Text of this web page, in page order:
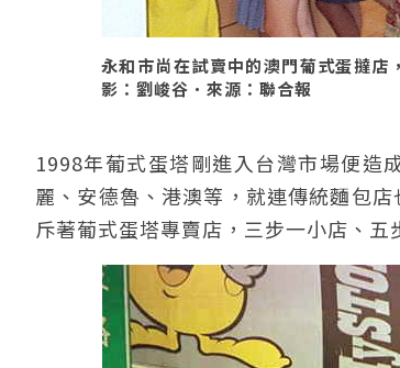
永和市尚在試賣中的澳門葡式蛋撻
影：劉峻谷．來源：聯合報
1998年葡式蛋塔剛進入台灣市場便造
麗、安德魯、港澳等，就連傳統麵包
斥著葡式蛋塔專賣店，三步一小店、